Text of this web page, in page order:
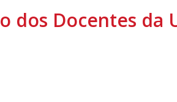
dos Docentes da